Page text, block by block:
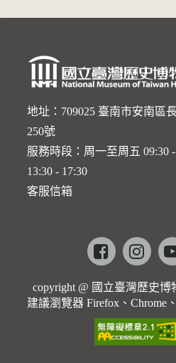
地址：709025 臺南市安南區
250號
服務時段：周一至周五 09:30 -
13:30 - 17:30
客服信箱
Facebook
copyright @ 國立臺灣歷史博
建議瀏覽器 Firefox、Chrome